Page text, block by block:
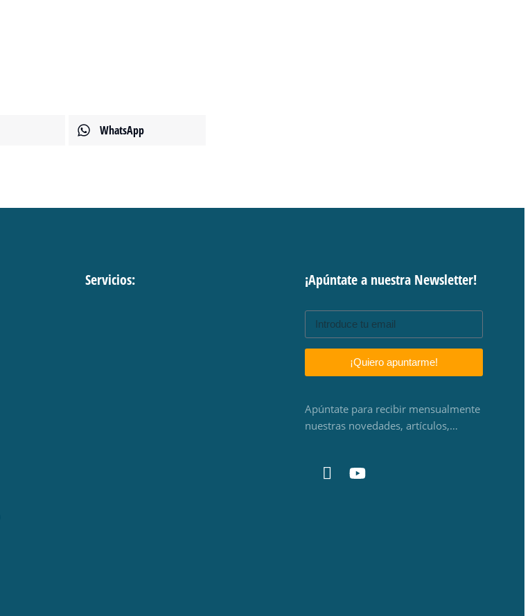
WhatsApp
Servicios: ¡Apúntate a nuestra Newsletter!
¡Quiero apuntarme!
Apúntate para recibir mensualmente
nuestras novedades, artículos,…